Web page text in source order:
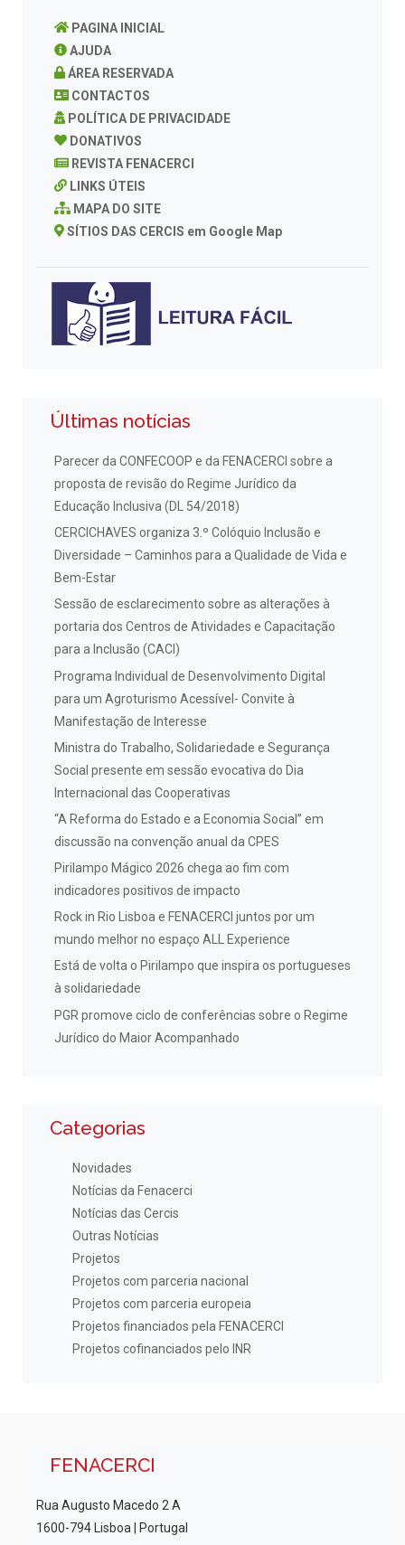
PAGINA INICIAL
AJUDA
ÁREA RESERVADA
CONTACTOS
POLÍTICA DE PRIVACIDADE
DONATIVOS
REVISTA FENACERCI
LINKS ÚTEIS
MAPA DO SITE
SÍTIOS DAS CERCIS em Google Map
Últimas notícias
Parecer da CONFECOOP e da FENACERCI sobre a
proposta de revisão do Regime Jurídico da
Educação Inclusiva (DL 54/2018)
CERCICHAVES organiza 3.º Colóquio Inclusão e
Diversidade – Caminhos para a Qualidade de Vida e
Bem-Estar
Sessão de esclarecimento sobre as alterações à
portaria dos Centros de Atividades e Capacitação
para a Inclusão (CACI)
Programa Individual de Desenvolvimento Digital
para um Agroturismo Acessível- Convite à
Manifestação de Interesse
Ministra do Trabalho, Solidariedade e Segurança
Social presente em sessão evocativa do Dia
Internacional das Cooperativas
“A Reforma do Estado e a Economia Social” em
discussão na convenção anual da CPES
Pirilampo Mágico 2026 chega ao fim com
indicadores positivos de impacto
Rock in Rio Lisboa e FENACERCI juntos por um
mundo melhor no espaço ALL Experience
Está de volta o Pirilampo que inspira os portugueses
à solidariedade
PGR promove ciclo de conferências sobre o Regime
Jurídico do Maior Acompanhado
Categorias
Novidades
Notícias da Fenacerci
Notícias das Cercis
Outras Notícias
Projetos
Projetos com parceria nacional
Projetos com parceria europeia
Projetos financiados pela FENACERCI
Projetos cofinanciados pelo INR
FENACERCI
Rua Augusto Macedo 2 A
1600-794 Lisboa | Portugal